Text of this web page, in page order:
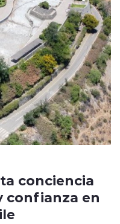
conciencia
confianza en